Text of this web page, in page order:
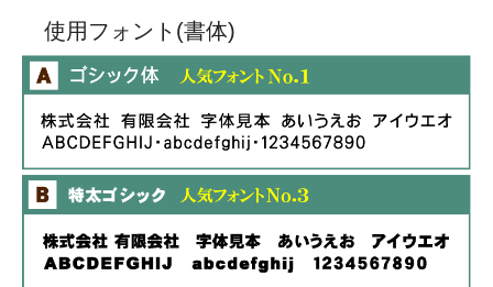
使用フォント(書体)